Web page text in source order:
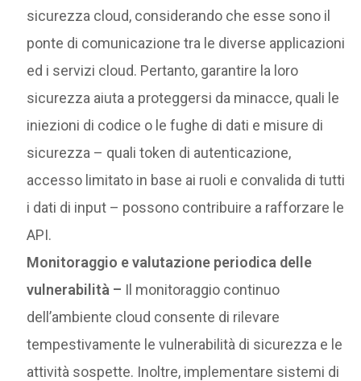
sicurezza cloud, considerando che esse sono il
ponte di comunicazione tra le diverse applicazioni
ed i servizi cloud. Pertanto, garantire la loro
sicurezza aiuta a proteggersi da minacce, quali le
iniezioni di codice o le fughe di dati e misure di
sicurezza – quali token di autenticazione,
accesso limitato in base ai ruoli e convalida di tutti
i dati di input – possono contribuire a rafforzare le
API.
Monitoraggio e valutazione periodica delle
vulnerabilità – Il monitoraggio continuo
dell’ambiente cloud consente di rilevare
tempestivamente le vulnerabilità di sicurezza e le
attività sospette. Inoltre, implementare sistemi di